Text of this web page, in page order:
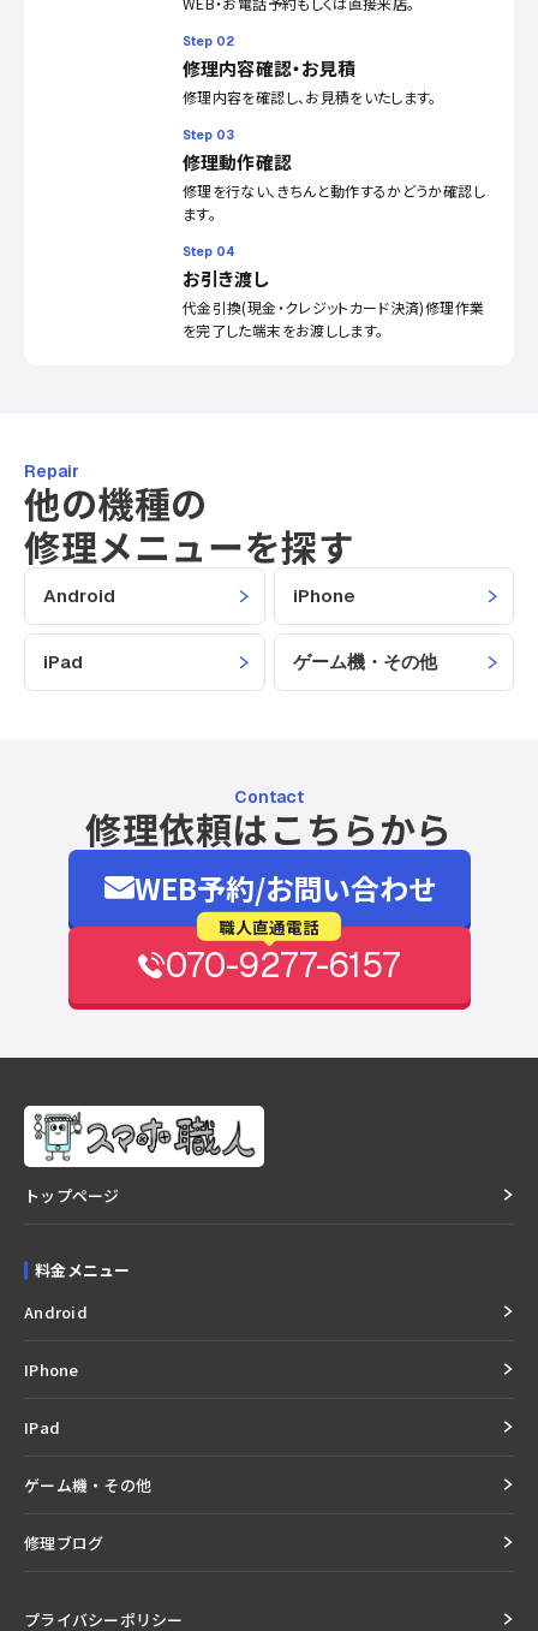
Step 02
修理内容確認・お見積
修理内容を確認し、お見積をいたします。
Step 03
修理動作確認
修理を行ない、きちんと動作するかどうか確認し
ます。
Step 04
お引き渡し
代金引換(現金・クレジットカード決済)修理作業
を完了した端末をお渡しします。
Repair
他の機種の
修理メニューを探す
Android iPhone
iPad ゲーム機・その他
Contact
修理依頼はこちらから
WEB予約/お問い合わせ
職人直通電話
070-9277-6157
トップページ
料金メニュー
Android
IPhone
IPad
ゲーム機・その他
修理ブログ
プライバシーポリシー